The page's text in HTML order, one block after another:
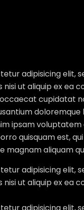
adipisicing elit,
ut aliquip ex ea
cupidatat
ipsam
quisquam est,
magnam aliquam
adipisicing elit,
ut aliquip ex ea